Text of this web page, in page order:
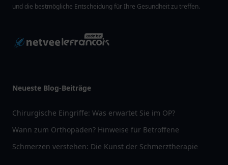
und die bestmögliche Entscheidung für Ihre Gesundheit zu treffen.
Neueste Blog-Beiträge
Chirurgische Eingriffe: Was erwartet Sie im OP?
Wann zum Orthopäden? Hinweise für Betroffene
Schmerzen verstehen: Die Kunst der Schmerztherapie